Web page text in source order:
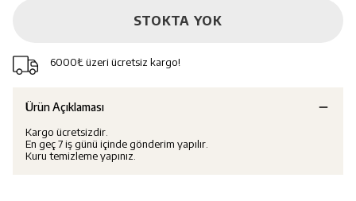
STOKTA YOK
6000₺ üzeri ücretsiz kargo!
Ürün Açıklaması
Kargo ücretsizdir.
En geç 7 iş günü içinde gönderim yapılır.
Kuru temizleme yapınız.